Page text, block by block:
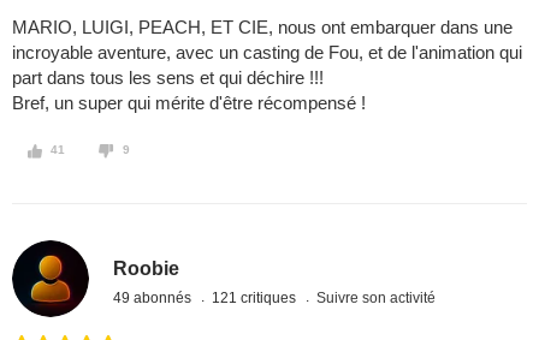
MARIO, LUIGI, PEACH, ET CIE, nous ont embarquer dans une
incroyable aventure, avec un casting de Fou, et de l'animation qui
part dans tous les sens et qui déchire !!!
Bref, un super qui mérite d'être récompensé !
41 9
Roobie
49 abonnés 121 critiques Suivre son activité